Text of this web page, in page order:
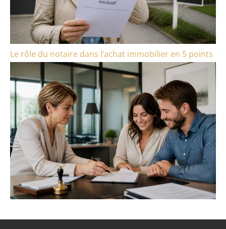
Le rôle du notaire dans l’achat immobilier en 5 points